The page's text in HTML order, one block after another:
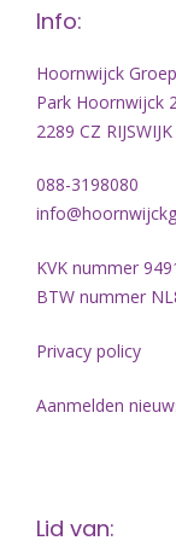
Info:
Hoornwijck
Park Hoornwijck 2
2289 CZ RIJSWIJK
088-3198080
KVK nummer
BTW nummer
Privacy policy
Aanmelden
Lid van: